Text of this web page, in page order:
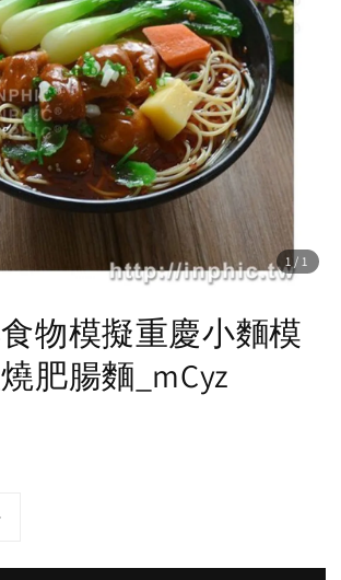
1 /1
物模擬重慶小麵模
肥腸麵_mCyz